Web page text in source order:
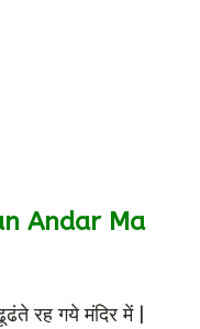
Andar Ma
रह गये मंदिर में |